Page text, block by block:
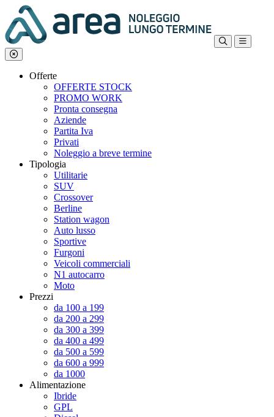
Offerte
OFFERTE STOCK
PROMO WORK
Pronta consegna
Aziende
Partita Iva
Privati
Noleggio a breve termine
Tipologia
Utilitarie
SUV
Crossover
Berline
Station wagon
Auto lusso
Sportive
Furgoni
Veicoli commerciali
N1 autocarro
Moto
Prezzi
da 100 a 199
da 200 a 299
da 300 a 399
da 400 a 499
da 500 a 599
da 600 a 999
da 1000
Alimentazione
Ibride
GPL